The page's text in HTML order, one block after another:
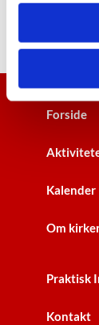
Forside
Kalender
Om
Praktisk
Kontakt